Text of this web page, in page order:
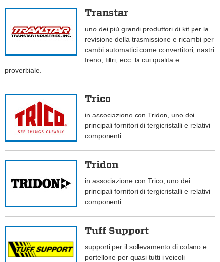
Transtar
uno dei più grandi produttori di kit per la
revisione della trasmissione e ricambi per
cambi automatici come convertitori, nastri
freno, filtri, ecc. la cui qualità è
proverbiale.
Trico
in associazione con Tridon, uno dei
principali fornitori di tergicristalli e relativi
componenti.
Tridon
in associazione con Trico, uno dei
principali fornitori di tergicristalli e relativi
componenti.
Tuff Support
supporti per il sollevamento di cofano e
portellone per quasi tutti i veicoli